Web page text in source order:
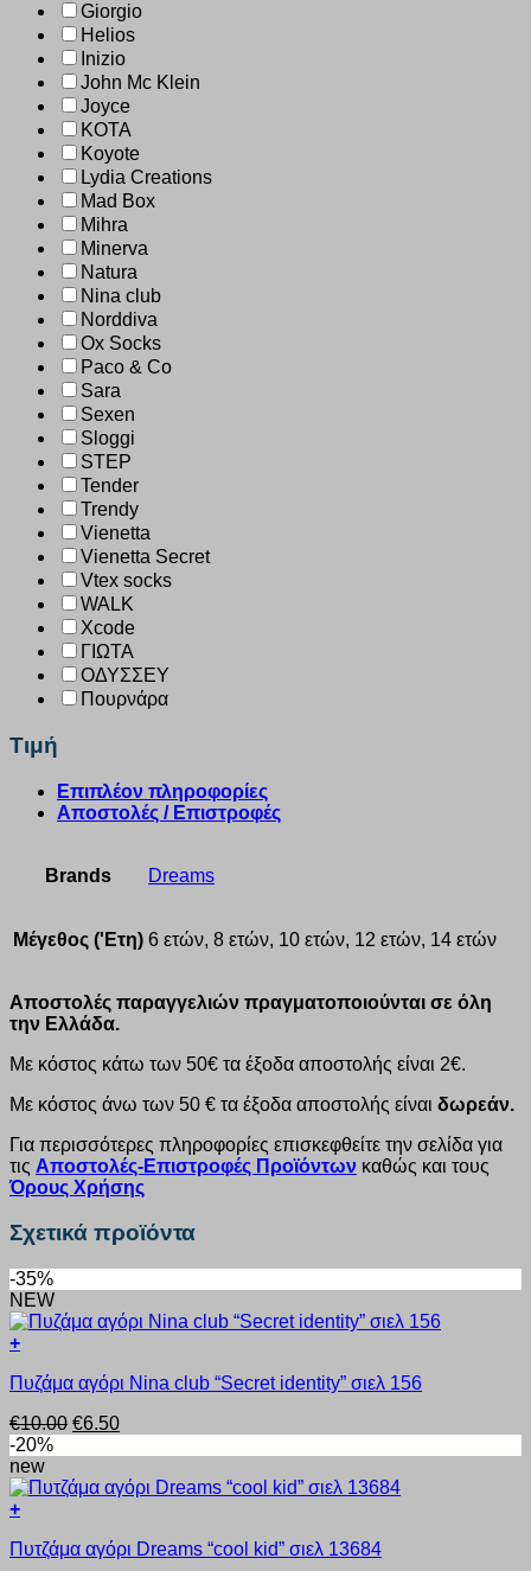
Giorgio
Helios
Inizio
John Mc Klein
Joyce
KOTA
Koyote
Lydia Creations
Mad Box
Mihra
Minerva
Natura
Nina club
Norddiva
Ox Socks
Paco & Co
Sara
Sexen
Sloggi
STEP
Tender
Trendy
Vienetta
Vienetta Secret
Vtex socks
WALK
Xcode
ΓΙΩΤΑ
ΟΔΥΣΣΕΥ
Πουρνάρα
Τιμή
Επιπλέον πληροφορίες
Αποστολές / Επιστροφές
Brands Dreams
Μέγεθος ('Ετη) 6 ετών, 8 ετών, 10 ετών, 12 ετών, 14 ετών
Αποστολές παραγγελιών πραγματοποιούνται σε όλη
την Ελλάδα.
Με κόστος κάτω των 50€ τα έξοδα αποστολής είναι 2€.
Με κόστος άνω των 50 € τα έξοδα αποστολής είναι δωρεάν.
Για περισσότερες πληροφορίες επισκεφθείτε την σελίδα για
τις Αποστολές-Επιστροφές Προϊόντων καθώς και τους
Όρους Χρήσης
Σχετικά προϊόντα
-35%
NEW
+
το
έχει
πολλαπλές
παραλλαγές.
Οι
επιλογές
να
Πυζάμα αγόρι Nina club “Secret identity” σιελ 156
€10.00 Original
€10.00.
€6.50Η
είναι:
-20%
new
+
το
Πυτζάμα αγόρι Dreams “cool kid” σιελ 13684